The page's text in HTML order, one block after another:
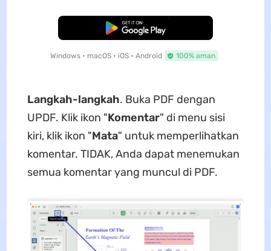
Unduh Gratis
Windows • macOS • iOS • Android 100% aman
Langkah-langkah. Buka PDF dengan
UPDF. Klik ikon "Komentar" di menu sisi
kiri, klik ikon "Mata" untuk memperlihatkan
komentar. TIDAK, Anda dapat menemukan
semua komentar yang muncul di PDF.